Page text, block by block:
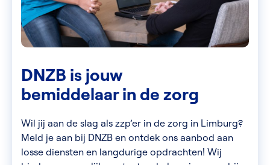
DNZB is jouw
bemiddelaar in de zorg
Wil jij aan de slag als zzp’er in de zorg in Limburg?
Meld je aan bij DNZB en ontdek ons aanbod aan
losse diensten en langdurige opdrachten! Wij